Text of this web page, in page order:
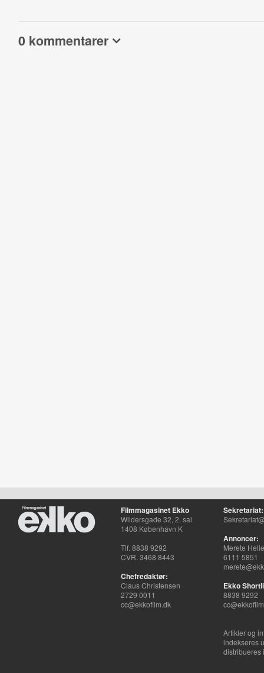
0 kommentarer
Filmmagasinet Ekko
Wildersgade 32, 2. sal
1408 København K
Tlf. 8838 9292
CVR. 3468 8443
Chefredaktør:
Claus Christensen
2729 0011
cc@ekkofilm.dk
Sekretariat:
Annoncer:
Merete
6111 5851
Ekko
8838 9292
Artikler og
indekseres
distribueres